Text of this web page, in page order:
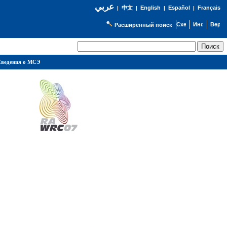
عربي| 中文| English | Español | Français
Расширенный поиск
о МСЭ